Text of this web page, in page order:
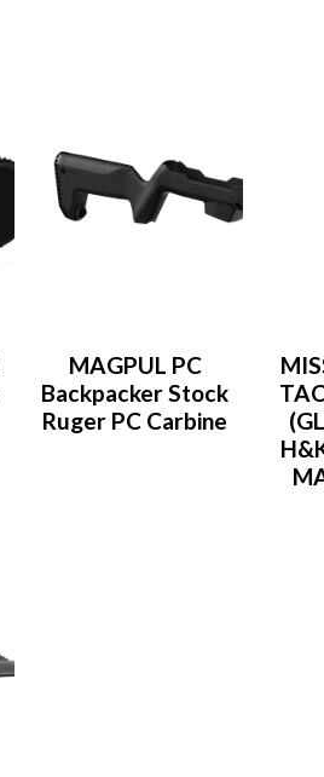
MAGPUL PC
Backpacker Stock
Ruger PC Carbine